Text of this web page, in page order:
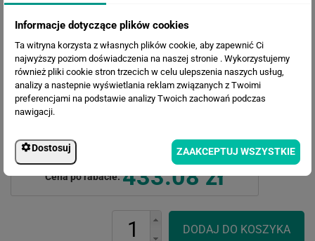
Cena przed rabatem:
564.45 zł
Cena po rabacie:433.08 zł
Informacje dotyczące plików cookies
Ta witryna korzysta z własnych plików cookie, aby zapewnić Ci
najwyższy poziom doświadczenia na naszej stronie . Wykorzystujemy
również pliki cookie stron trzecich w celu ulepszenia naszych usług,
analizy a nastepnie wyświetlania reklam związanych z Twoimi
preferencjami na podstawie analizy Twoich zachowań podczas
nawigacji.
Dostosuj ZAAKCEPTUJ WSZYSTKIE